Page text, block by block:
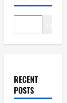
RECENT
POSTS